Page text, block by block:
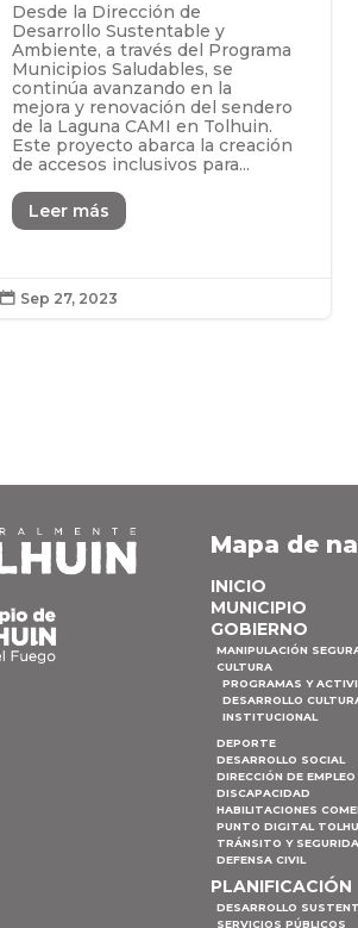
Desde la Dirección de
Desarrollo Sustentable y
Ambiente, a través del Programa
Municipios Saludables, se
continúa avanzando en la
mejora y renovación del sendero
de la Laguna CAMI en Tolhuin.
Este proyecto abarca la creación
de accesos inclusivos para...
Leer más
 Sep 27, 2023
Mapa de
INICIO
MUNICIPIO
GOBIERNO
MANIPULACIÓN
CULTURA
PROGRAMAS Y
DESARROLLO
INSTITUCIONAL
DEPORTE
DESARROLLO SOCIAL
DIRECCIÓN DE EMPLEO
DISCAPACIDAD
HABILITACIONES
PUNTO DIGITAL
TRÁNSITO Y
DEFENSA CIVIL
PLANIFICACIÓN
DESARROLLO
SERVICIOS PÚBLICOS